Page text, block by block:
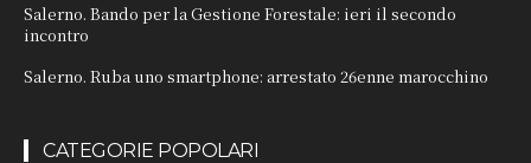
Salerno. Bando per la Gestione Forestale: ieri il secondo
incontro
Salerno. Ruba uno smartphone: arrestato 26enne marocchino
CATEGORIE POPOLARI